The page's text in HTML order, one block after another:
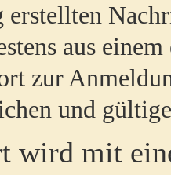
erstellten
aus
zur
und
wird mit